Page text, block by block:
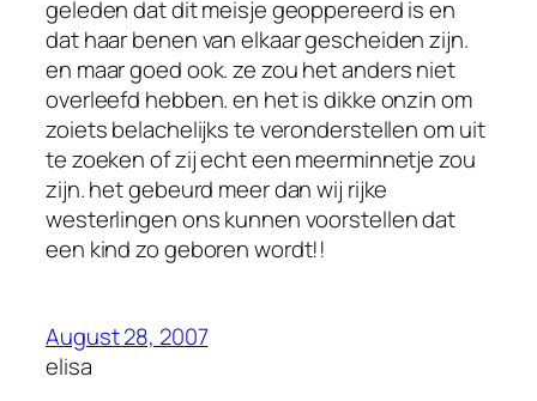
geleden dat dit meisje geoppereerd is en
dat haar benen van elkaar gescheiden zijn.
en maar goed ook. ze zou het anders niet
overleefd hebben. en het is dikke onzin om
zoiets belachelijks te veronderstellen om uit
te zoeken of zij echt een meerminnetje zou
zijn. het gebeurd meer dan wij rijke
westerlingen ons kunnen voorstellen dat
een kind zo geboren wordt!!
August 28, 2007
elisa